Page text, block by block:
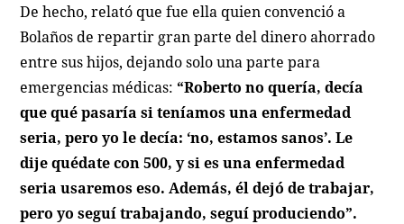
De hecho, relató que fue ella quien convenció a
Bolaños de repartir gran parte del dinero ahorrado
entre sus hijos, dejando solo una parte para
emergencias médicas: “Roberto no quería, decía
que qué pasaría si teníamos una enfermedad
seria, pero yo le decía: ‘no, estamos sanos’. Le
dije quédate con 500, y si es una enfermedad
seria usaremos eso. Además, él dejó de trabajar,
pero yo seguí trabajando, seguí produciendo”.